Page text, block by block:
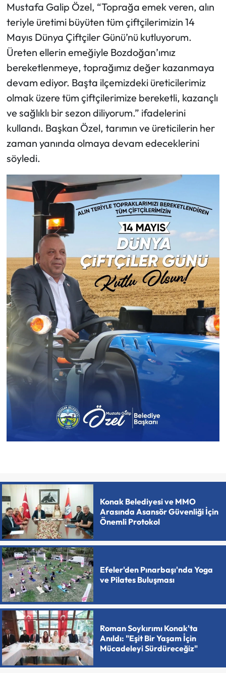
Mustafa Galip Özel, “Toprağa emek veren, alın
teriyle üretimi büyüten tüm çiftçilerimizin 14
Mayıs Dünya Çiftçiler Günü’nü kutluyorum.
Üreten ellerin emeğiyle Bozdoğan’ımız
bereketlenmeye, toprağımız değer kazanmaya
devam ediyor. Başta ilçemizdeki üreticilerimiz
olmak üzere tüm çiftçilerimize bereketli, kazançlı
ve sağlıklı bir sezon diliyorum.” ifadelerini
kullandı. Başkan Özel, tarımın ve üreticilerin her
zaman yanında olmaya devam edeceklerini
söyledi.
Konak Belediyesi ve MMO
Arasında Asansör Güvenliği İçin
Önemli Protokol
Efeler'den Pınarbaşı'nda Yoga
ve Pilates Buluşması
Roman Soykırımı Konak'ta
Anıldı: "Eşit Bir Yaşam İçin
Mücadeleyi Sürdüreceğiz"